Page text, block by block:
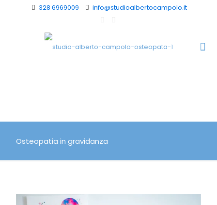
328 6969009 info@studioalbertocampolo.it
Osteopatia in gravidanza